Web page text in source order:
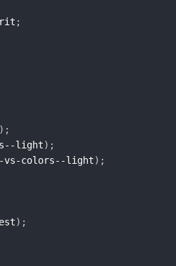
;
;
light) ;
vs-colors--light) ;
) ;